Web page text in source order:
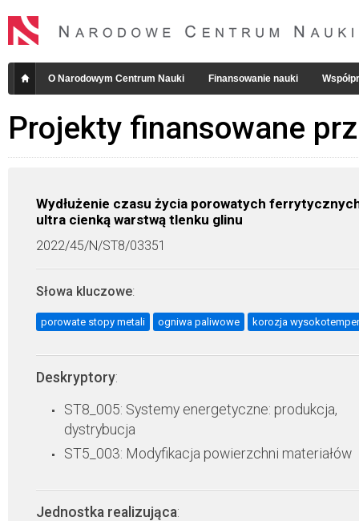
O Narodowym Centrum Nauki Finansowanie nauki
Projekty finansowane
Wydłużenie czasu życia porowatych
ultra cienką warstwą tlenku glinu
2022/45/N/ST8/03351
Słowa kluczowe:
porowate stopy metali ogniwa paliwowe korozja
Deskryptory:
ST8_005: Systemy energetyczne: produkcja,
dystrybucja
ST5_003: Modyfikacja powierzchni materiałów
Jednostka realizująca: